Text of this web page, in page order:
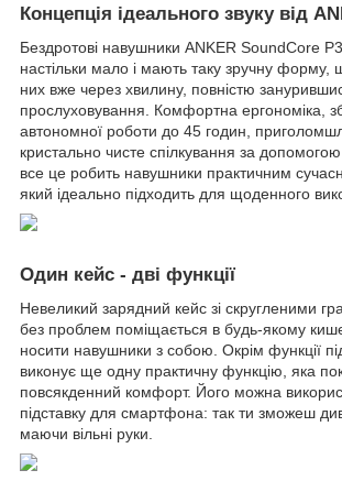
Концепція ідеального звуку від
Бездротові навушники ANKER SoundCore
настільки мало і мають таку зручну
них вже через хвилину, повністю
прослуховування. Комфортна ергономіка,
автономної роботи до 45 годин,
кристально чисте спілкування за
все це робить навушники практичним
який ідеально підходить для щоденного
Один кейс - дві функції
Невеликий зарядний кейс зі скругленими
без проблем поміщається в будь-якому
носити навушники з собою. Окрім функції
виконує ще одну практичну функцію, яка
повсякденний комфорт. Його можна
підставку для смартфона: так ти зможеш
маючи вільні руки.